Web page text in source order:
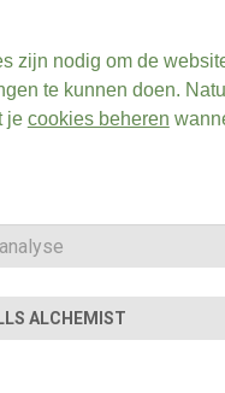
zijn nodig om de
te kunnen doen.
je cookies beheren
ALCHEMIST